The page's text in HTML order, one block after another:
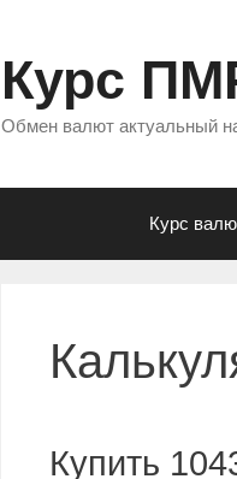
Курс
Обмен валют актуальный
Курс
Купить